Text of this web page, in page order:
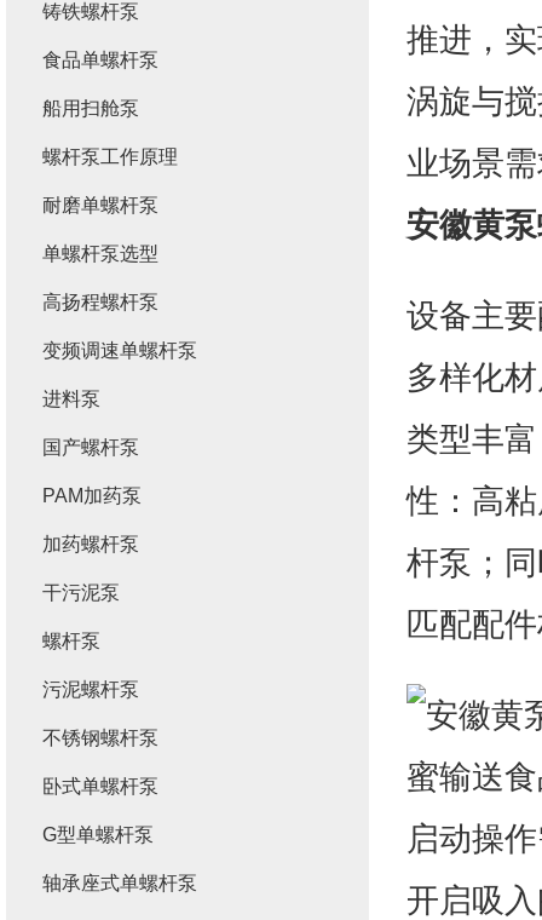
推进，
涡旋与
业场景
安徽黄
设备主
多样化
类型丰
性：高
杆泵；
匹配配
启动操
开启吸
铸铁螺杆泵
食品单螺杆泵
船用扫舱泵
螺杆泵工作原理
耐磨单螺杆泵
单螺杆泵选型
高扬程螺杆泵
变频调速单螺杆泵
进料泵
国产螺杆泵
PAM加药泵
加药螺杆泵
干污泥泵
螺杆泵
污泥螺杆泵
不锈钢螺杆泵
卧式单螺杆泵
G型单螺杆泵
轴承座式单螺杆泵